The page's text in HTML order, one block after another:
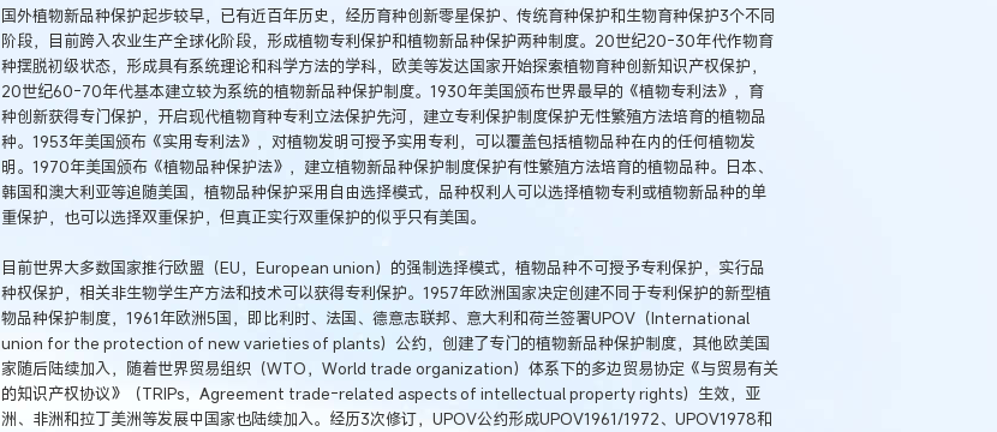
国外植物新品种保护起步较早，已有近百年历史，经历育种创新零星保护、传统育种保护和生物育种保护3个不同
阶段，目前跨入农业生产全球化阶段，形成植物专利保护和植物新品种保护两种制度。20世纪20-30年代作物育
种摆脱初级状态，形成具有系统理论和科学方法的学科，欧美等发达国家开始探索植物育种创新知识产权保护，
20世纪60-70年代基本建立较为系统的植物新品种保护制度。1930年美国颁布世界最早的《植物专利法》，育
种创新获得专门保护，开启现代植物育种专利立法保护先河，建立专利保护制度保护无性繁殖方法培育的植物品
种。1953年美国颁布《实用专利法》，对植物发明可授予实用专利，可以覆盖包括植物品种在内的任何植物发
明。1970年美国颁布《植物品种保护法》，建立植物新品种保护制度保护有性繁殖方法培育的植物品种。日本、
韩国和澳大利亚等追随美国，植物品种保护采用自由选择模式，品种权利人可以选择植物专利或植物新品种的单
重保护，也可以选择双重保护，但真正实行双重保护的似乎只有美国。
目前世界大多数国家推行欧盟（EU，European union）的强制选择模式，植物品种不可授予专利保护，实行品
种权保护，相关非生物学生产方法和技术可以获得专利保护。1957年欧洲国家决定创建不同于专利保护的新型植
物品种保护制度，1961年欧洲5国，即比利时、法国、德意志联邦、意大利和荷兰签署UPOV（International
union for the protection of new varieties of plants）公约，创建了专门的植物新品种保护制度，其他欧美国
家随后陆续加入，随着世界贸易组织（WTO，World trade organization）体系下的多边贸易协定《与贸易有关
的知识产权协议》（TRIPs，Agreement trade-related aspects of intellectual property rights）生效，亚
洲、非洲和拉丁美洲等发展中国家也陆续加入。经历3次修订，UPOV公约形成UPOV1961/1972、UPOV1978和